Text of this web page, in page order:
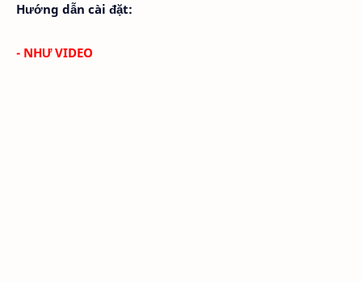
Hướng dẫn cài đặt:
- NHƯ VIDEO